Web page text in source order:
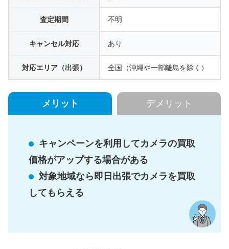
査定期間 不明
キャンセル対応 あり
対応エリア（出張） 全国（沖縄や一部離島を除く）
メリット デメリット
キャンペーンを利用してカメラの買取
価格がアップする場合がある
対象地域なら即日出張でカメラを買取
してもらえる